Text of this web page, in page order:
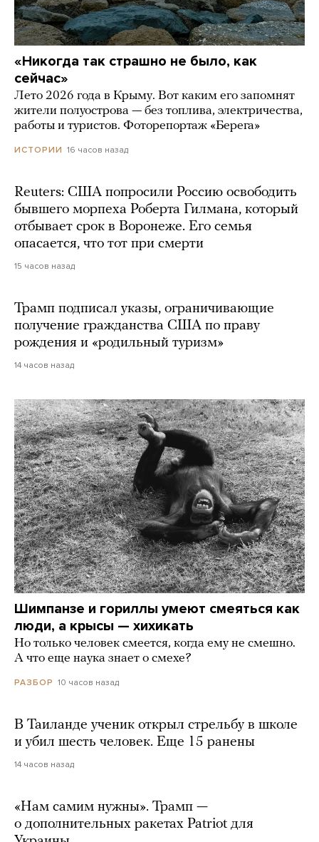
«Никогда так страшно не было, как
сейчас»
Лето 2026 года в Крыму. Вот каким его запомнят
жители полуострова — без топлива, электричества,
работы и туристов. Фоторепортаж «Берега»
ИСТОРИИ 16 часов назад
Reuters: США попросили Россию освободить
бывшего морпеха Роберта Гилмана, который
отбывает срок в Воронеже. Его семья
опасается, что тот при смерти
15 часов назад
Трамп подписал указы, ограничивающие
получение гражданства США по праву
рождения и «родильный туризм»
14 часов назад
Шимпанзе и гориллы умеют смеяться как
люди, а крысы — хихикать
Но только человек смеется, когда ему не смешно.
А что еще наука знает о смехе?
РАЗБОР 10 часов назад
В Таиланде ученик открыл стрельбу в школе
и убил шесть человек. Еще 15 ранены
14 часов назад
«Нам самим нужны». Трамп —
о дополнительных ракетах Patriot для